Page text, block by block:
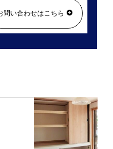
問い合わせはこちら